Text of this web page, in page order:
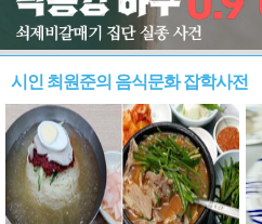
시인 최원준의 음식문화 잡학사전